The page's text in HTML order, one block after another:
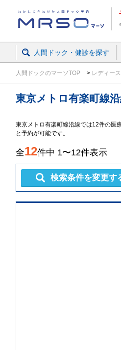
人間ドック・健診を探す
人間ドックのマーソTOP レディー
東京メトロ有楽町線
東京メトロ有楽町線沿線では12件の医
と予約が可能です。
全12件中 1〜12件表示
検索条件を変更す